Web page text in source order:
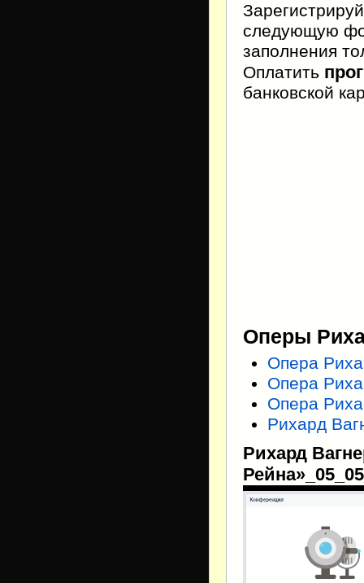
следующую
заполнения
Оплатить
банковской
Оперы
Опера
Опера
Опера
Рихард
Рихард